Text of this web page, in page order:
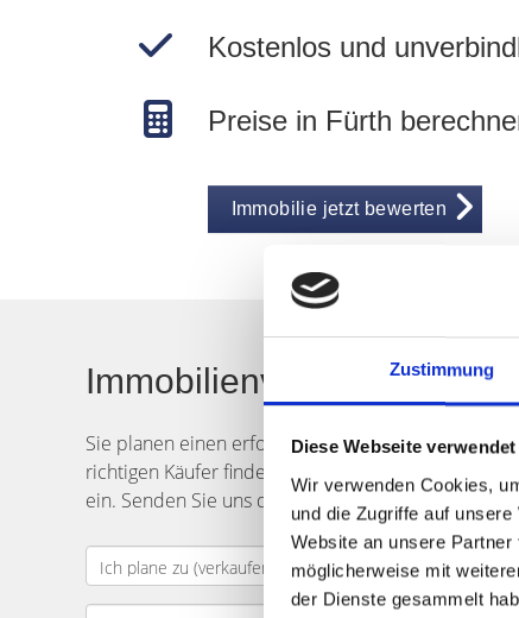
Zustimmung
Diese Webseite
Wir verwenden Cookies,
und die Zugriffe auf
Website an unsere
möglicherweise mit
der Dienste gesammelt
Kostenlos und
Preise in Fürth
Immobilie jetzt bewerten
Immobilienverkauf in
Sie planen einen erfolgreichenVerkaufIhrer
richtigen Käufer finden? Das Team von Hegerich
ein. Senden Sie uns dann IhreVerkaufsanfrage .